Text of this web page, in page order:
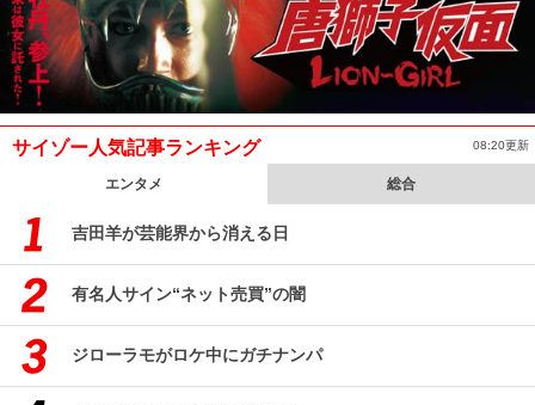
サイゾー人気記事ランキング 08:20更新
エンタメ 総合
吉田羊が芸能界から消える日
有名人サイン“ネット売買”の闇
ジローラモがロケ中にガチナンパ